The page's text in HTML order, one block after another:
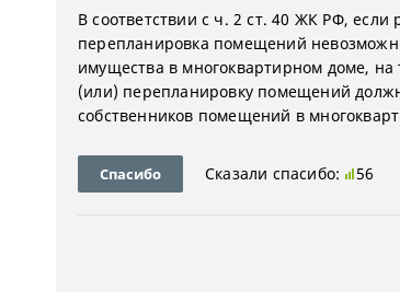
В соответствии с ч. 2 ст. 40 ЖК РФ, если
перепланировка помещений
имущества в многоквартирном доме, на
(или) перепланировку помещений
собственников помещений в
Спасибо Сказали спасибо: 56